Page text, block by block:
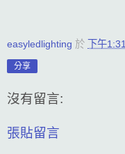
easyledlighting 於 下午1:31
分享
沒有留言:
張貼留言